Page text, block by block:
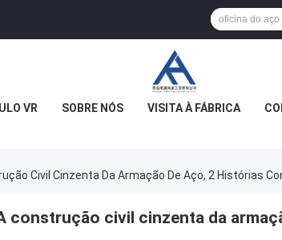
VR SOBRE NÓS VISITA À FÁBRICA
Civil Cinzenta Da Armação De Aço, 2 Histórias
construção civil cinzenta da